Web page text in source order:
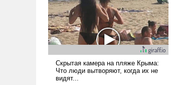
продемонстрировать, что
Украина вступила в
вооруженное противостояние
с Ираном.